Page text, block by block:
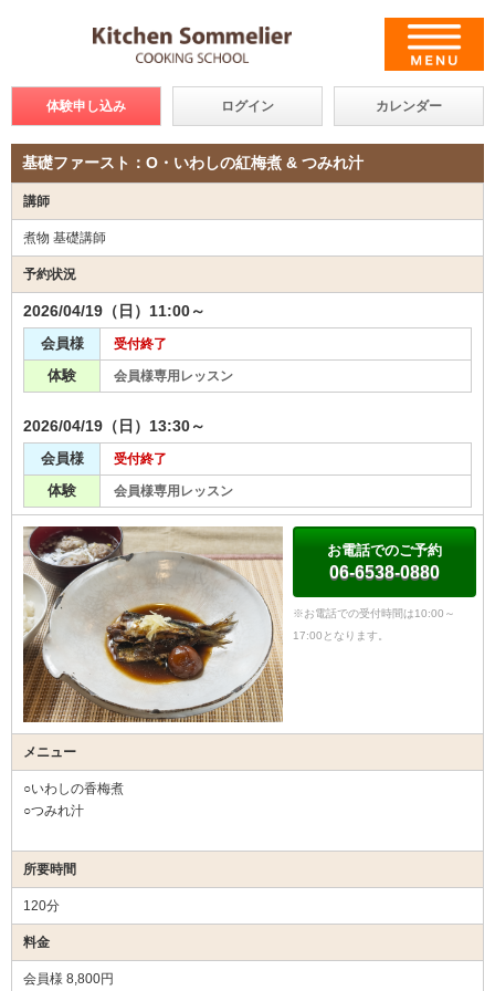
体験申し込み ログイン カレンダー
基礎ファースト：O・いわしの紅梅煮 & つみれ汁
講師
煮物 基礎講師
予約状況
2026/04/19（日）11:00～
会員様 受付終了
体験 会員様専用レッスン
2026/04/19（日）13:30～
会員様 受付終了
体験 会員様専用レッスン
お電話でのご予約
06-6538-0880
※お電話での受付時間は10:00～
17:00となります。
メニュー
○いわしの香梅煮
○つみれ汁
所要時間
120分
料金
会員様 8,800円